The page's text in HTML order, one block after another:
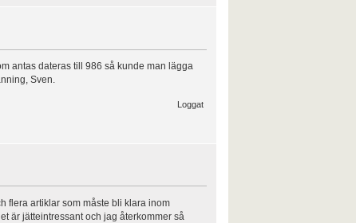
antas dateras till 986 så kunde man lägga
Sven.
Loggat
flera artiklar som måste bli klara inom
är jätteintressant och jag återkommer så